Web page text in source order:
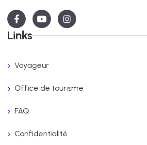
Links
Voyageur
Office de tourisme
FAQ
Confidentialité